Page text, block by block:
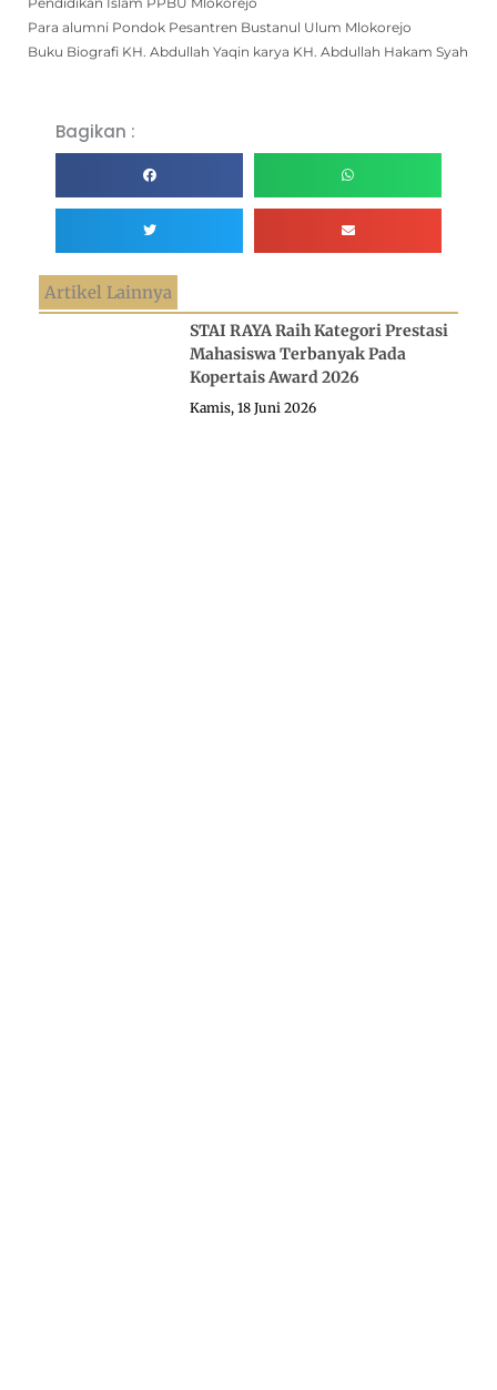
Para alumni Pondok Pesantren Bustanul Ulum Mlokorejo
Buku Biografi KH. Abdullah Yaqin karya KH. Abdullah Hakam Syah
Bagikan :
Artikel Lainnya
STAI RAYA Raih Kategori Prestasi
Mahasiswa Terbanyak Pada
Kopertais Award 2026
Kamis, 18 Juni 2026